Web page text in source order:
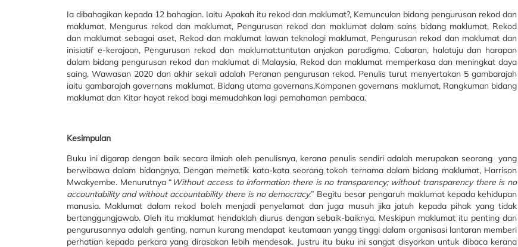
Ia dibahagikan kepada 12 bahagian. Iaitu Apakah itu rekod dan maklumat?, Kemunculan bidang pengurusan rekod dan
maklumat, Mengurus rekod dan maklumat, Pengurusan rekod dan maklumat dalam sains bidang maklumat, Rekod
dan maklumat sebagai aset, Rekod dan maklumat lawan teknologi maklumat, Pengurusan rekod dan maklumat dan
inisiatif e-kerajaan, Pengurusan rekod dan maklumat:tuntutan anjakan paradigma, Cabaran, halatuju dan harapan
dalam bidang pengurusan rekod dan maklumat di Malaysia, Rekod dan maklumat memperkasa dan meningkat daya
saing, Wawasan 2020 dan akhir sekali adalah Peranan pengurusan rekod. Penulis turut menyertakan 5 gambarajah
iaitu gambarajah governans maklumat, Bidang utama governans,Komponen governans maklumat, Rangkuman bidang
maklumat dan Kitar hayat rekod bagi memudahkan lagi pemahaman pembaca.
Kesimpulan
Buku ini digarap dengan baik secara ilmiah oleh penulisnya, kerana penulis sendiri adalah merupakan seorang yang
berwibawa dalam bidangnya. Dengan memetik kata-kata seorang tokoh ternama dalam bidang maklumat, Harrison
Mwakyembe. Menurutnya “ Without access to information there is no transparency; without transparency there is no
accountability and without accountability there is no democracy.” Begitu besar pengaruh maklumat kepada kehidupan
manusia. Maklumat dalam rekod boleh menjadi penyelamat dan juga musuh jika jatuh kepada pihak yang tidak
bertanggungjawab. Oleh itu maklumat hendaklah diurus dengan sebaik-baiknya. Meskipun maklumat itu penting dan
pengurusannya adalah genting, namun kurang mendapat keutamaan yangg tinggi dalam organisasi lantaran memberi
perhatian kepada perkara yang dirasakan lebih mendesak. Justru itu buku ini sangat disyorkan untuk dibaca kerana